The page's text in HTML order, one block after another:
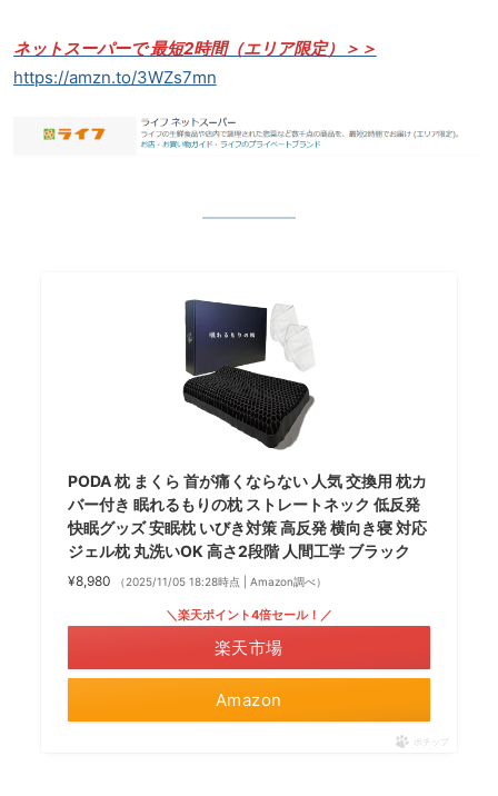
ネットスーパーで 最短2時間（エリア限定）＞＞
https://amzn.to/3WZs7mn
PODA 枕 まくら 首が痛くならない 人気 交換用 枕カ
バー付き 眠れるもりの枕 ストレートネック 低反発
快眠グッズ 安眠枕 いびき対策 高反発 横向き寝 対応
ジェル枕 丸洗いOK 高さ2段階 人間工学 ブラック
¥8,980 （2025/11/05 18:28時点 | Amazon調べ）
Amazon
＼楽天ポイント4倍セール！／
楽天市場
ポチップ